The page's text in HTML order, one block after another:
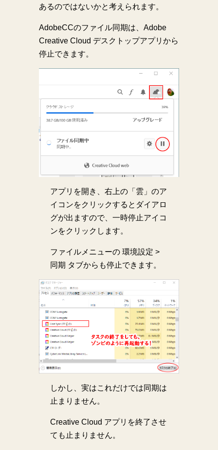
あるのではないかと考えられます。
AdobeCCのファイル同期は、Adobe
Creative Cloud デスクトップアプリから
停止できます。
アプリを開き、右上の「雲」のア
イコンをクリックするとダイアロ
グが出ますので、一時停止アイコ
ンをクリックします。
ファイルメニューの 環境設定 >
同期 タブからも停止できます。
しかし、実はこれだけでは同期は
止まりません。
Creative Cloud アプリを終了させ
ても止まりません。